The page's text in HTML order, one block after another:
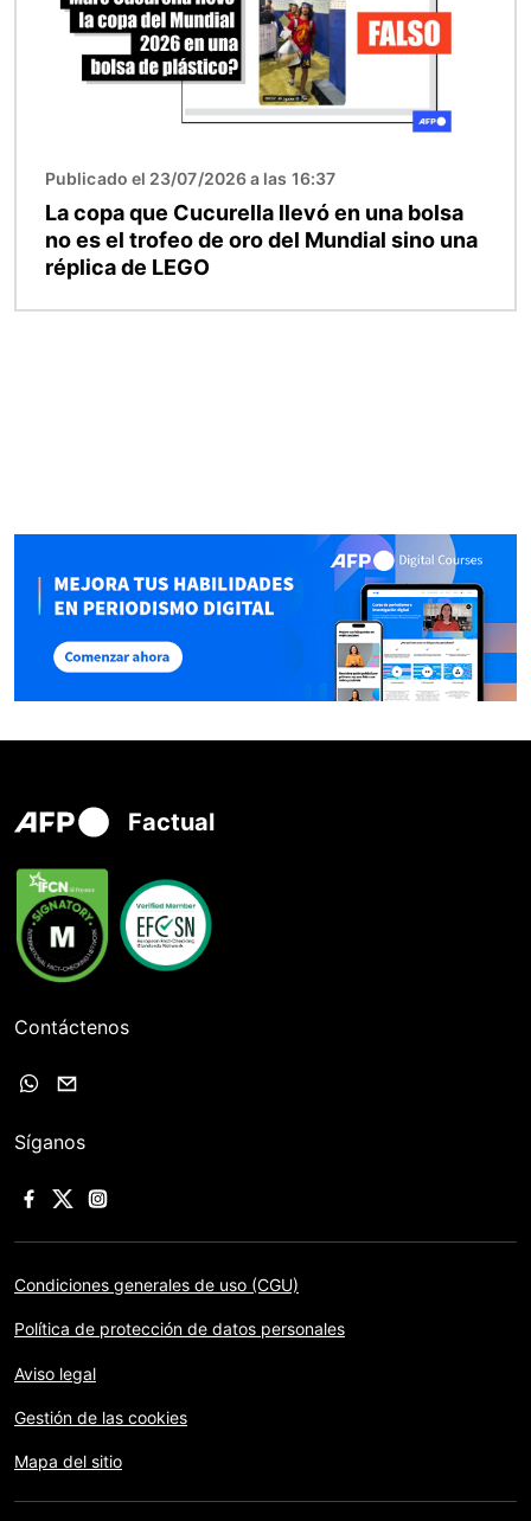
Publicado el 23/07/2026 a las 16:37
La copa que Cucurella llevó en una bolsa
no es el trofeo de oro del Mundial sino una
réplica de LEGO
Factual
Contáctenos
Síganos
Condiciones generales de uso (CGU)
Política de protección de datos personales
Aviso legal
Gestión de las cookies
Mapa del sitio